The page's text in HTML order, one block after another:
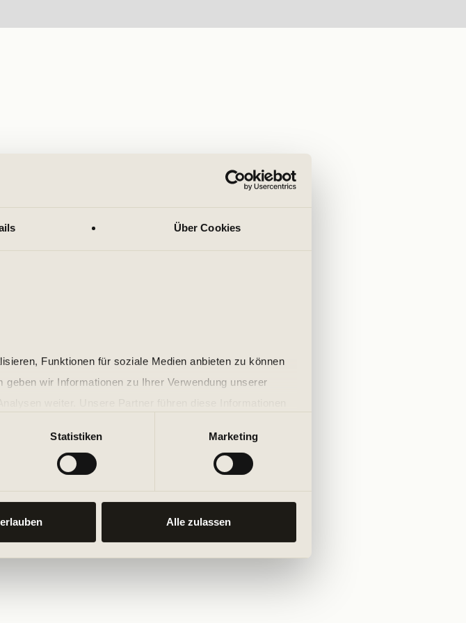
Über Cookies
Funktionen für soziale Medien anbieten zu können
wir Informationen zu Ihrer Verwendung unserer
Statistiken Marketing
Alle zulassen